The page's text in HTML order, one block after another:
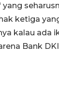
ketiga
kalau ada
Bank